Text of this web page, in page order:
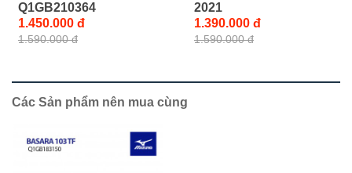
Q1GB210364
1.450.000 đ
1.590.000 đ
2021
1.390.000 đ
1.590.000 đ
Các Sản phẩm nên mua cùng